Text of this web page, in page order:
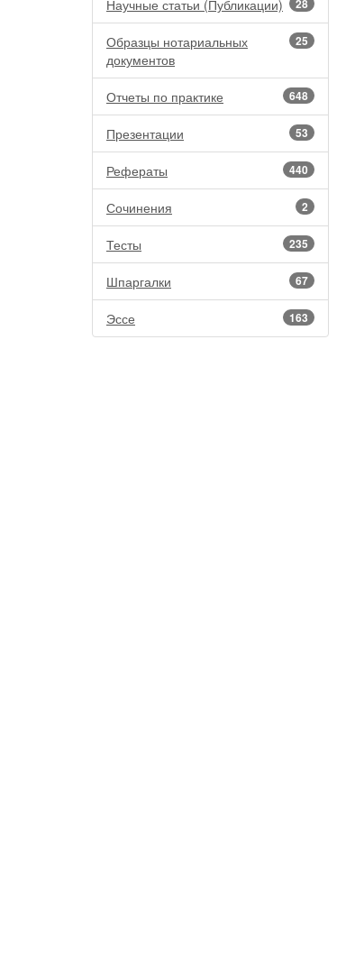
28
Научные статьи (Публикации)
25
Образцы нотариальных
документов
648
Отчеты по практике
53
Презентации
440
Рефераты
2
Сочинения
235
Тесты
67
Шпаргалки
163
Эссе